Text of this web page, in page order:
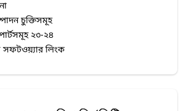
চুক্তিসমূহ
২৩-২৪
লিংক